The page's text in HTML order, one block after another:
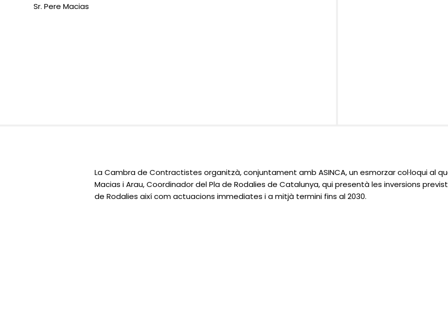
Sr. Pere Macias
La Cambra de Contractistes organitzà, conjuntament amb ASINCA, un esmorzar col·loqui al
Macias i Arau, Coordinador del Pla de Rodalies de Catalunya, qui presentà les inversions
de Rodalies així com actuacions immediates i a mitjà termini fins al 2030.